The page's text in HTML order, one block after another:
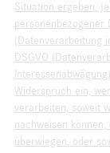
Situation ergeben,
personenbezogener
(Datenverarbeitung
DSGVO
Widerspruch ein,
verarbeiten, soweit
nachweisen
überwiegen, oder